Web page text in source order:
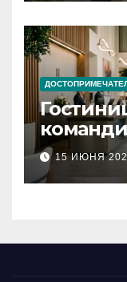
15 ИЮНЯ